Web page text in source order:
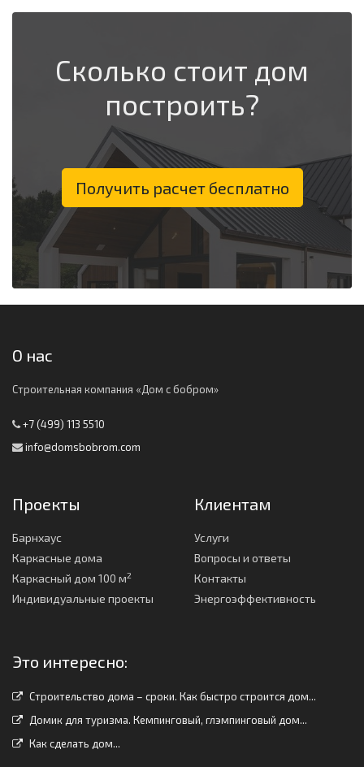
Сколько стоит дом
построить?
Получить расчет бесплатно
О нас
Строительная компания «Дом с бобром»
+7 (499) 113 5510
info@domsbobrom.com
Проекты
Барнхаус
Каркасные дома
Каркасный дом 100 м2
Индивидуальные проекты
Клиентам
Услуги
Вопросы и ответы
Контакты
Энергоэффективность
Это интересно:
Строительство дома – сроки. Как быстро строится дом...
Домик для туризма. Кемпинговый, глэмпинговый дом...
Как сделать дом...